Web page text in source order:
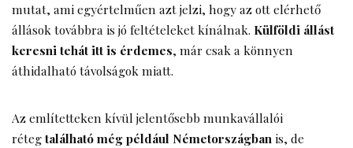
mutat, ami egyértelműen azt jelzi, hogy az ott elérhető
állások továbbra is jó feltételeket kínálnak. Külföldi állást
keresni tehát itt is érdemes, már csak a könnyen
áthidalható távolságok miatt.
Az említetteken kívül jelentősebb munkavállalói
rétegtalálható még például Németországban is, de